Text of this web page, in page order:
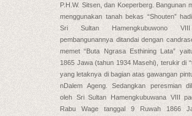
P.H.W. Sitsen, dan Koeperberg. Bangunan
menggunakan tanah bekas “Shouten”
Sri Sultan Hamengkubuwono
pembangunannya ditandai dengan
memet “Buta Ngrasa Esthining Lata”
1865 Jawa (tahun 1934 Masehi), terukir di
yang letaknya di bagian atas gawangan
nDalem Ageng. Sedangkan peresmian
oleh Sri Sultan Hamengkubuwana VIII
Rabu Wage tanggal 9 Ruwah 1866